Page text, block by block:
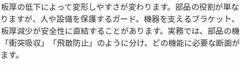
厚の低下によって変形しやすさが変わります。部品の役割が単な
ますが、人や設備を保護するガード、機器を支えるブラケット、
厚減少が安全性に直結することがあります。実務では、部品の機
衝突吸収」「飛散防止」のように分け、どの機能に必要な断面が
す。